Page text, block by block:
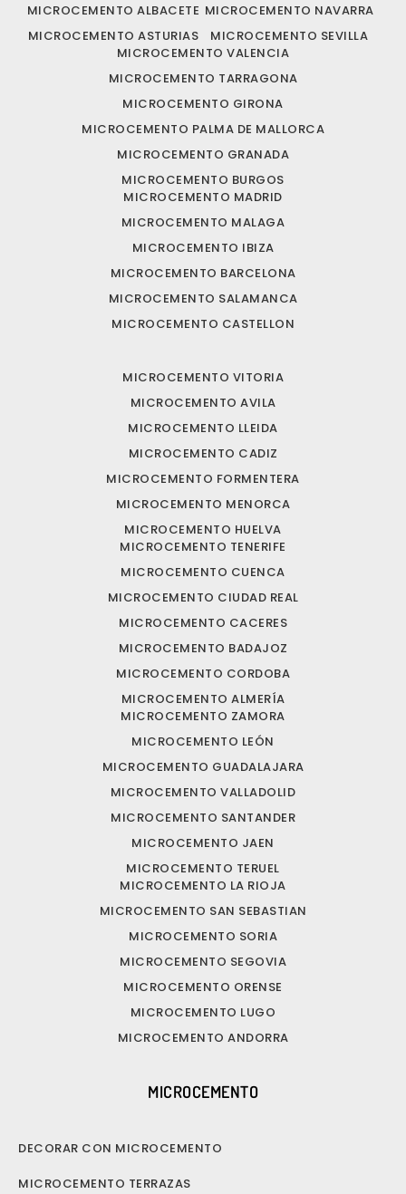
MICROCEMENTO ALBACETE
MICROCEMENTO ASTURIAS
MICROCEMENTO NAVARRA
MICROCEMENTO SEVILLA
MICROCEMENTO VALENCIA
MICROCEMENTO TARRAGONA
MICROCEMENTO GIRONA
MICROCEMENTO PALMA DE MALLORCA
MICROCEMENTO GRANADA
MICROCEMENTO BURGOS
MICROCEMENTO MADRID
MICROCEMENTO MALAGA
MICROCEMENTO IBIZA
MICROCEMENTO BARCELONA
MICROCEMENTO SALAMANCA
MICROCEMENTO CASTELLON
MICROCEMENTO VITORIA
MICROCEMENTO AVILA
MICROCEMENTO LLEIDA
MICROCEMENTO CADIZ
MICROCEMENTO FORMENTERA
MICROCEMENTO MENORCA
MICROCEMENTO HUELVA
MICROCEMENTO TENERIFE
MICROCEMENTO CUENCA
MICROCEMENTO CIUDAD REAL
MICROCEMENTO CACERES
MICROCEMENTO BADAJOZ
MICROCEMENTO CORDOBA
MICROCEMENTO ALMERÍA
MICROCEMENTO ZAMORA
MICROCEMENTO LEÓN
MICROCEMENTO GUADALAJARA
MICROCEMENTO VALLADOLID
MICROCEMENTO SANTANDER
MICROCEMENTO JAEN
MICROCEMENTO TERUEL
MICROCEMENTO LA RIOJA
MICROCEMENTO SAN SEBASTIAN
MICROCEMENTO SORIA
MICROCEMENTO SEGOVIA
MICROCEMENTO ORENSE
MICROCEMENTO LUGO
MICROCEMENTO ANDORRA
MICROCEMENTO
DECORAR CON MICROCEMENTO
MICROCEMENTO TERRAZAS